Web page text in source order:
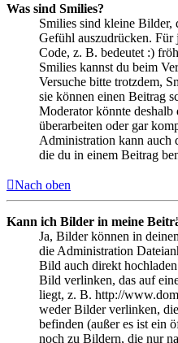
Was sind Smilies?
Smilies sind kleine Bilder,
Gefühl auszudrücken. Für
Code, z. B. bedeutet :)
Smilies kannst du beim
Versuche bitte trotzdem,
sie können einen Beitrag
Moderator könnte deshalb
überarbeiten oder gar
Administration kann auch
die du in einem Beitrag
Nach oben
Kann ich Bilder in meine
Ja, Bilder können in
die Administration
Bild auch direkt
Bild verlinken, das auf
liegt, z. B. http://
weder Bilder verlinken,
befinden (außer es ist ein
noch zu Bildern, die nur